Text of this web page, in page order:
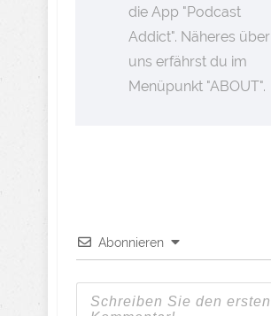
die App "Podcast
Addict". Näheres über
uns erfährst du im
Menüpunkt "ABOUT".
Abonnieren